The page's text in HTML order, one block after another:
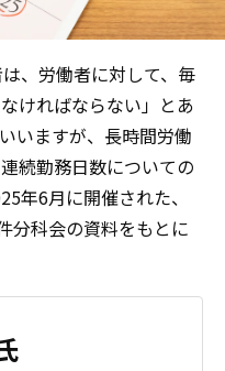
、労働者に対して、毎
ければならない」とあ
いますが、長時間労働
続勤務日数についての
年6月に開催された、
分科会の資料をもとに